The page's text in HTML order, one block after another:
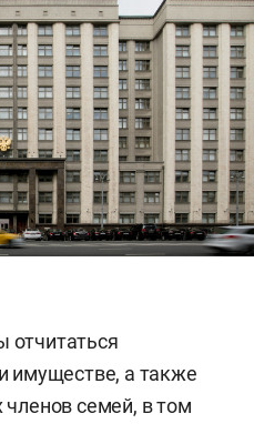
отчитаться
имуществе, а также
семей, в том